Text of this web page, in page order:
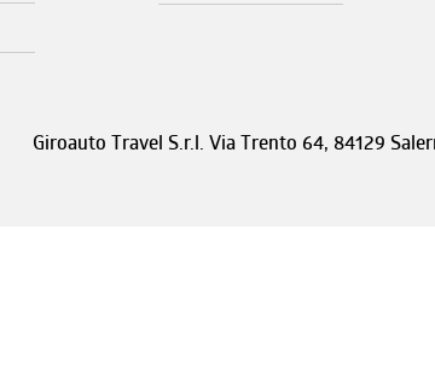
Giroauto Travel S.r.l. Via Trento 64, 84129